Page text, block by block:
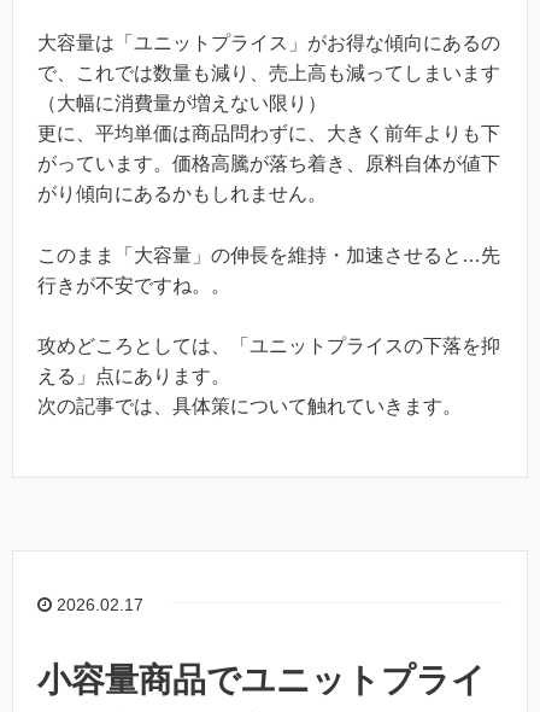
大容量は「ユニットプライス」がお得な傾向にあるの
で、これでは数量も減り、売上高も減ってしまいます
（大幅に消費量が増えない限り）
更に、平均単価は商品問わずに、大きく前年よりも下
がっています。価格高騰が落ち着き、原料自体が値下
がり傾向にあるかもしれません。
このまま「大容量」の伸長を維持・加速させると…先
行きが不安ですね。。
攻めどころとしては、「ユニットプライスの下落を抑
える」点にあります。
次の記事では、具体策について触れていきます。
2026.02.17
小容量商品でユニットプライ